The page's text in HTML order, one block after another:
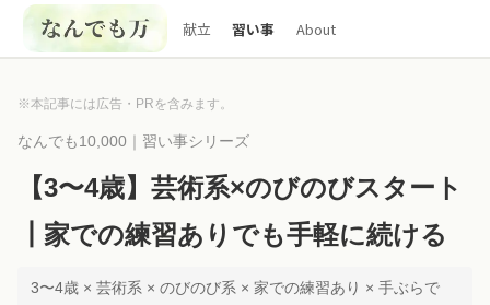
献立 習い事 About
※本記事には広告・PRを含みます。
なんでも10,000｜習い事シリーズ
【3〜4歳】芸術系×のびのびスタート
┃家での練習ありでも手軽に続ける
3〜4歳 × 芸術系 × のびのび系 × 家での練習あり × 手ぶらで